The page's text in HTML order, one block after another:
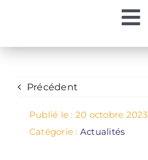
Ma Régie
Mon Eau
Précédent
Publié le : 20 octobre 2023
Catégorie : Actualités